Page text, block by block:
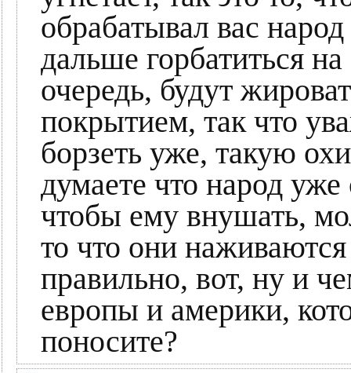
обрабатывал вас
дальше горбатиться
очередь, будут
покрытием, так что
борзеть уже, такую
думаете что народ
чтобы ему внушать,
то что они наживаются
правильно, вот, ну и
европы и америки,
поносите?